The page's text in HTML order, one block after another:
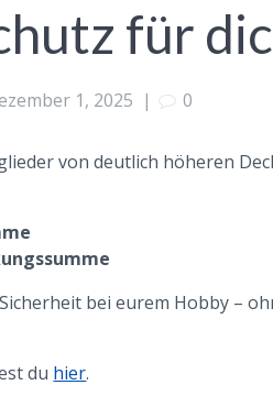
für
1, 2025 | 0
von deutlich höheren
bei eurem Hobby –
du hier.